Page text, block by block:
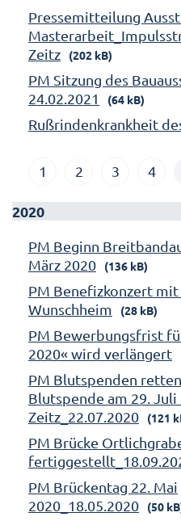
Pressemitteilung
Zeitz
(202 kB)
PM Sitzung des
24.02.2021
(64 kB)
Rußrindenkrankheit
1 2 3 4
2020
PM Beginn
März 2020
(136 kB)
PM Benefizkonzert mit
Wunschheim
(28 kB)
PM Bewerbungsfrist
2020« wird verlängert
PM Blutspenden retten
Blutspende am 29. Juli
Zeitz_22.07.2020
(121
PM Brücke
PM Brückentag 22. Mai
2020_18.05.2020
(50